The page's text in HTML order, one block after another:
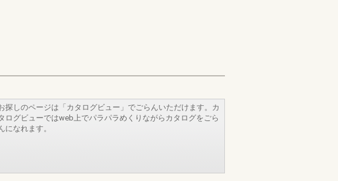
探しのページは「カタログビュー」でごらんいただけます。カ
ログビューではweb上でパラパラめくりながらカタログをごら
になれます。